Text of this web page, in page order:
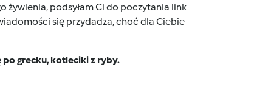
żywienia, podsyłam Ci do poczytania link
się przydadza, choć dla Ciebie
grecku, kotleciki z ryby.